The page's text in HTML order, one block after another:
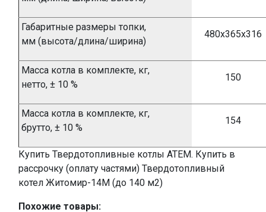
Габаритные размеры топки,
мм (высота/длина/ширина)
480х365х316
Масса котла в комплекте, кг,
нетто, ± 10 %
150
Масса котла в комплекте, кг,
брутто, ± 10 %
154
Купить Твердотопливные котлы АТЕМ. Купить в
рассрочку (оплату частями) Твердотопливный
котел Житомир-14М (до 140 м2)
Похожие товары: